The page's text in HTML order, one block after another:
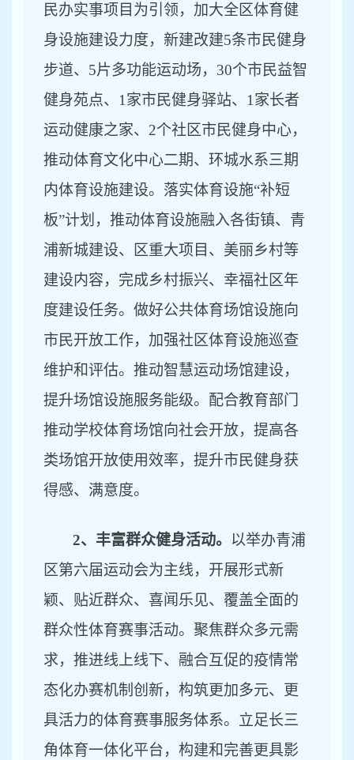
民办实事项目为引领，加大全区体育健
身设施建设力度，新建改建5条市民健身
步道、5片多功能运动场，30个市民益智
健身苑点、1家市民健身驿站、1家长者
运动健康之家、2个社区市民健身中心，
推动体育文化中心二期、环城水系三期
内体育设施建设。落实体育设施“补短
板”计划，推动体育设施融入各街镇、青
浦新城建设、区重大项目、美丽乡村等
建设内容，完成乡村振兴、幸福社区年
度建设任务。做好公共体育场馆设施向
市民开放工作，加强社区体育设施巡查
维护和评估。推动智慧运动场馆建设，
提升场馆设施服务能级。配合教育部门
推动学校体育场馆向社会开放，提高各
类场馆开放使用效率，提升市民健身获
得感、满意度。
2、丰富群众健身活动。 以举办青浦
区第六届运动会为主线，开展形式新
颖、贴近群众、喜闻乐见、覆盖全面的
群众性体育赛事活动。聚焦群众多元需
求，推进线上线下、融合互促的疫情常
态化办赛机制创新，构筑更加多元、更
具活力的体育赛事服务体系。立足长三
角体育一体化平台，构建和完善更具影